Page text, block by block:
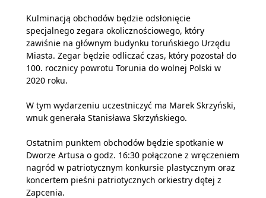
Kulminacją obchodów będzie odsłonięcie
specjalnego zegara okolicznościowego, który
zawiśnie na głównym budynku toruńskiego Urzędu
Miasta. Zegar będzie odliczać czas, który pozostał do
100. rocznicy powrotu Torunia do wolnej Polski w
2020 roku.
W tym wydarzeniu uczestniczyć ma Marek Skrzyński,
wnuk generała Stanisława Skrzyńskiego.
Ostatnim punktem obchodów będzie spotkanie w
Dworze Artusa o godz. 16:30 połączone z wręczeniem
nagród w patriotycznym konkursie plastycznym oraz
koncertem pieśni patriotycznych orkiestry dętej z
Zapcenia.